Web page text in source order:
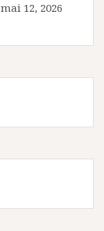
mai 12, 2026